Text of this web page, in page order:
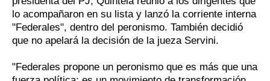
lo acompañaron en su lista y lanzó la corriente interna
"Federales", dentro del peronismo. También decidió
que no apelará la decisión de la jueza Servini.
"Federales propone un peronismo que es más que una